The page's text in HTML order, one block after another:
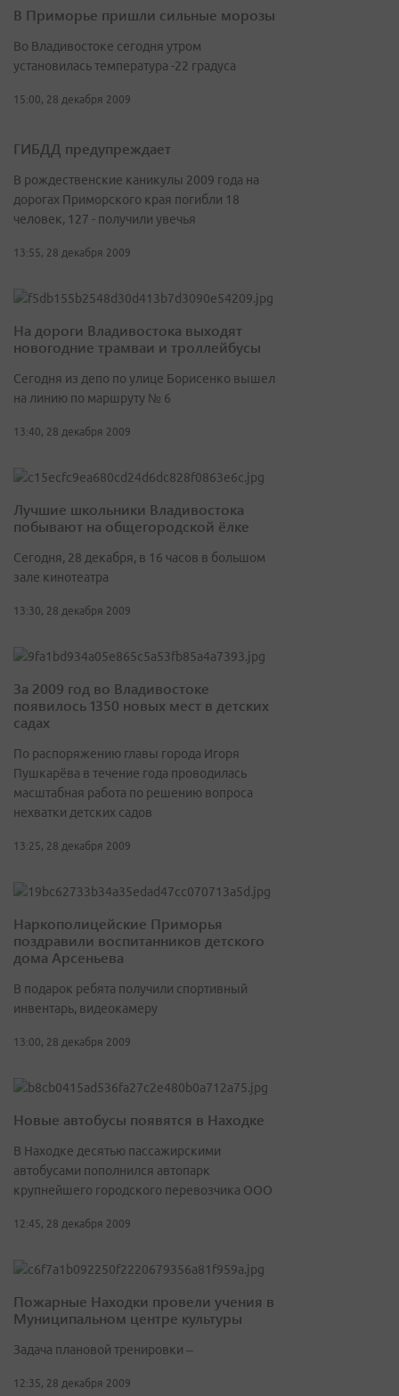
В Приморье пришли сильные морозы
Во Владивостоке сегодня утром
установилась температура -22 градуса
15:00, 28 декабря 2009
ГИБДД предупреждает
В рождественские каникулы 2009 года на
дорогах Приморского края погибли 18
человек, 127 - получили увечья
13:55, 28 декабря 2009
На дороги Владивостока выходят
новогодние трамваи и троллейбусы
Сегодня из депо по улице Борисенко вышел
на линию по маршруту № 6
13:40, 28 декабря 2009
Лучшие школьники Владивостока
побывают на общегородской ёлке
Сегодня, 28 декабря, в 16 часов в большом
зале кинотеатра
13:30, 28 декабря 2009
За 2009 год во Владивостоке
появилось 1350 новых мест в детских
садах
По распоряжению главы города Игоря
Пушкарёва в течение года проводилась
масштабная работа по решению вопроса
нехватки детских садов
13:25, 28 декабря 2009
Наркополицейские Приморья
поздравили воспитанников детского
дома Арсеньева
В подарок ребята получили спортивный
инвентарь, видеокамеру
13:00, 28 декабря 2009
Новые автобусы появятся в Находке
В Находке десятью пассажирскими
автобусами пополнился автопарк
крупнейшего городского перевозчика ООО
12:45, 28 декабря 2009
Пожарные Находки провели учения в
Муниципальном центре культуры
Задача плановой тренировки –
12:35, 28 декабря 2009